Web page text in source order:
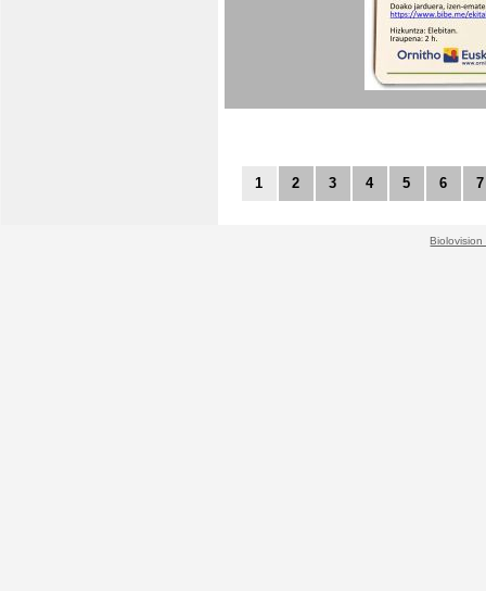
1 2 3 4 5 6 7
Biolovision